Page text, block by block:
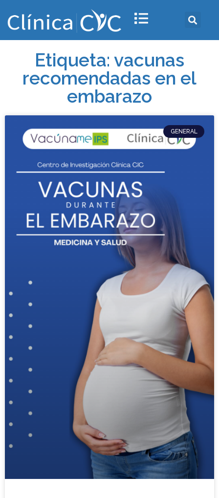
Etiqueta: vacunas
recomendadas en el
embarazo
GENERAL